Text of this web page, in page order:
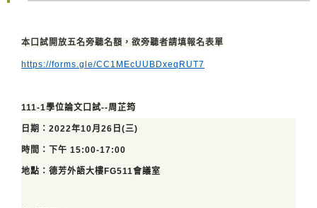
本口試開放五名旁聽名額，欲旁聽者請填報名表單
https://forms.gle/CC1MEcUUBDxeqRUT7
111-1學位論文口試--周芷筠
日期：2022年10月26日(三)
時間：下午 15:00-17:00
地點：德芳外語大樓FG511會議室